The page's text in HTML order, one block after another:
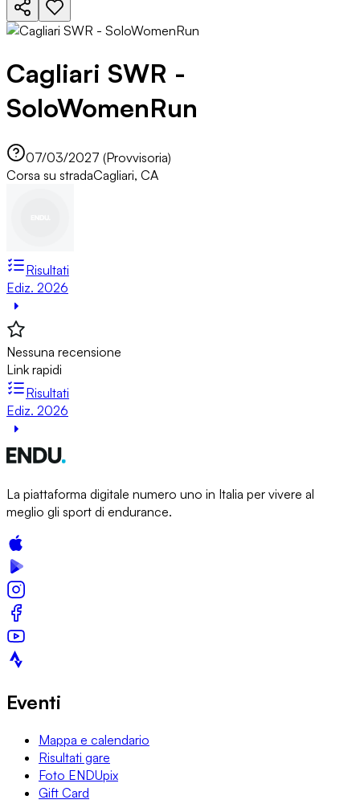
Cagliari SWR -
SoloWomenRun
07/03/2027 (Provvisoria)
Corsa su stradaCagliari, CA
Risultati
Ediz. 2026
Nessuna recensione
Link rapidi
Risultati
Ediz. 2026
La piattaforma digitale numero uno in Italia per vivere al
meglio gli sport di endurance.
Eventi
Mappa e calendario
Risultati gare
Foto ENDUpix
Gift Card